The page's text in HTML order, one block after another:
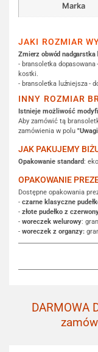
Marka
JAKI ROZMIAR
Zmierz obwód nadgarstka
- bransoletka dopasowana
kostki.
- bransoletka luźniejsza -
INNY ROZMIAR
Istnieje możliwość
Aby zamówić tą
zamówienia w polu
JAK PAKUJEMY
Opakowanie standard:
OPAKOWANIE
Dostępne opakowania
- czarne klasyczne
- złote pudełko z
- woreczek welurowy:
- woreczek z organzy:
DARMOWA